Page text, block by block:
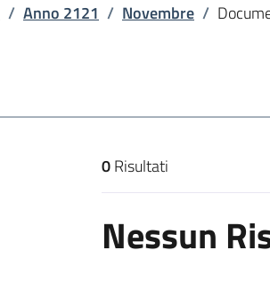
/ Anno 2121 / Novembre /
Risultati
0Risultati
Nessun